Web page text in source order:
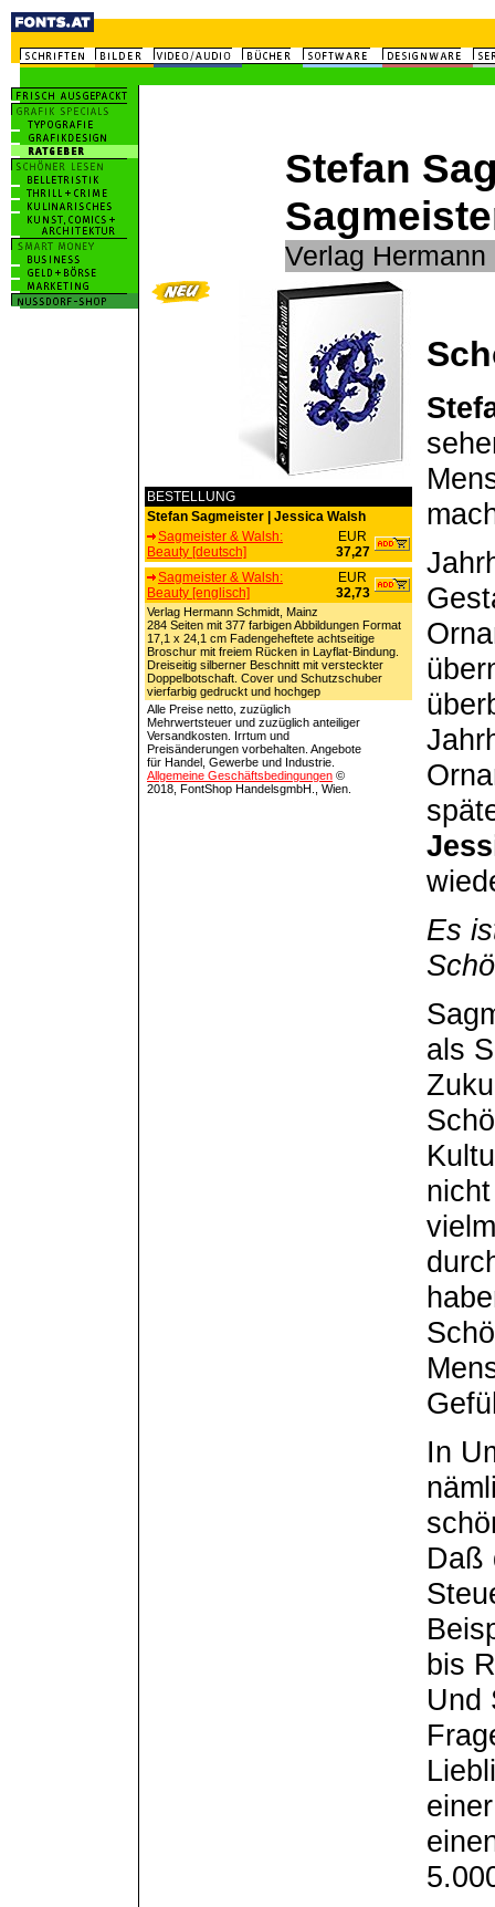
Stefan
Verlag
BESTELLUNG
Stefan Sagmeister | Jessica Walsh
Sagmeister & Walsh:
Beauty [deutsch]
EUR
37,27
Sagmeister & Walsh:
Beauty [englisch]
EUR
32,73
Verlag Hermann Schmidt, Mainz
284 Seiten mit 377 farbigen Abbildungen Format
17,1 x 24,1 cm Fadengeheftete achtseitige
Broschur mit freiem Rücken in Layflat-Bindung.
Dreiseitig silberner Beschnitt mit versteckter
Doppelbotschaft. Cover und Schutzschuber
vierfarbig gedruckt und hochgep
Alle Preise netto, zuzüglich
Mehrwertsteuer und zuzüglich anteiliger
Versandkosten. Irrtum und
Preisänderungen vorbehalten. Angebote
für Handel, Gewerbe und Industrie.
Allgemeine Geschäftsbedingungen ©
2018, FontShop HandelsgmbH., Wien.
Es
als
In
Daß
bis
Und